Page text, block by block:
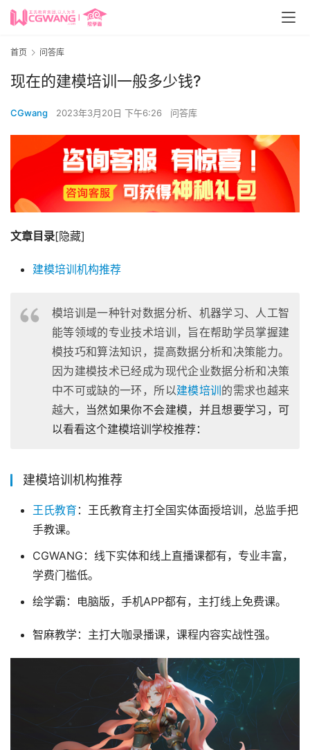
首页 问答库
现在的建模培训一般多少钱?
CGwang 2023年3月20日 下午6:26 问答库
文章目录[隐藏]
建模培训机构推荐
模培训是一种针对数据分析、机器学习、人工智
能等领域的专业技术培训，旨在帮助学员掌握建
模技巧和算法知识，提高数据分析和决策能力。
因为建模技术已经成为现代企业数据分析和决策
中不可或缺的一环，所以建模培训 的需求也越来
越大， 当然如果你不会建模，并且想要学习，可
以看看这个建模培训学校推荐：
建模培训机构推荐
王氏教育 ：王氏教育主打全国实体面授培训，总监手把
手教课。
CGWANG：线下实体和线上直播课都有，专业丰富，
学费门槛低。
绘学霸：电脑版，手机APP都有，主打线上免费课。
智麻教学：主打大咖录播课，课程内容实战性强。